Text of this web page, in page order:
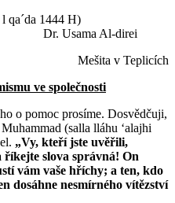
qa´da 1444 H)
Al-direi
Mešita v Teplicích
ve společnosti
o pomoc prosíme. Dosvědčuji,
(salla lláhu ʻalajhi
„Vy, kteří jste uvěřili,
říkejte slova správná! On
vám vaše hříchy; a ten, kdo
dosáhne nesmírného vítězství